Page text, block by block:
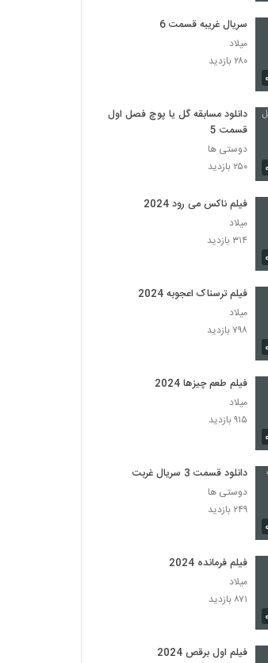
سریال غریبه قسمت 6
میلاد
۲۸۰ بازدید
دانلود مسابقه گل یا پوچ فصل اول
قسمت 5
دوستی ها
۲۵۰ بازدید
فیلم ناکس می رود 2024
میلاد
۳۱۴ بازدید
فیلم ترسناک اعجوبه 2024
میلاد
۷۹۸ بازدید
فیلم طعم چیزها 2024
میلاد
۹۱۵ بازدید
دانلود قسمت 3 سریال غربت
دوستی ها
۲۴۹ بازدید
فیلم فرمانده 2024
میلاد
۸۷۱ بازدید
فیلم اول برقص 2024